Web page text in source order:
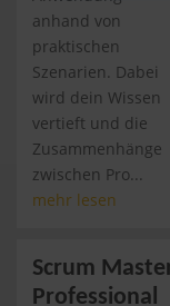
anhand von
praktischen
Szenarien. Dabei
wird dein Wissen
vertieft und die
Zusammenhänge
zwischen Pro...
mehr lesen
Scrum
Professional